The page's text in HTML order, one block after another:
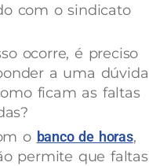
com o sindicato
ocorre, é preciso
a uma dúvida
ficam as faltas
o banco de horas,
permite que faltas